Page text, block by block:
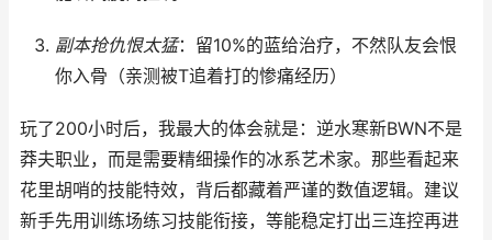
副本抢仇恨太猛：留10%的蓝给治疗，不然队友会恨
你入骨（亲测被T追着打的惨痛经历）
玩了200小时后，我最大的体会就是：逆水寒新BWN不是
莽夫职业，而是需要精细操作的冰系艺术家。那些看起来
花里胡哨的技能特效，背后都藏着严谨的数值逻辑。建议
新手先用训练场练习技能衔接，等能稳定打出三连控再进